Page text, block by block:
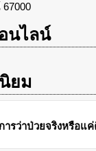
นไลน์
ยม
ารว่าป่วยจริงหรือแ